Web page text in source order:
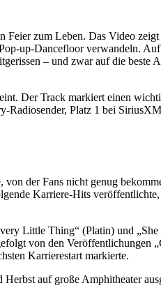
Feier zum Leben. Das Video
up-Dancefloor verwandeln.
– und zwar auf die beste
Der Track markiert einen
Radiosender, Platz 1 bei
von der Fans nicht genug
Karriere-Hits
Little Thing“ (Platin) und
von den Veröffentlichungen
Karrierestart markierte.
auf große Amphitheater